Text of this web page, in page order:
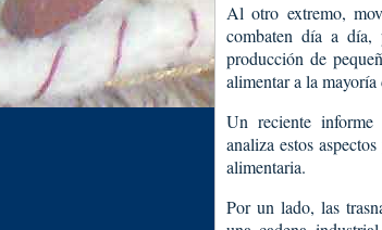
Al otro extremo,
combaten día a día,
producción de
alimentar a la
Un reciente informe
analiza estos
alimentaria.
Por un lado, las